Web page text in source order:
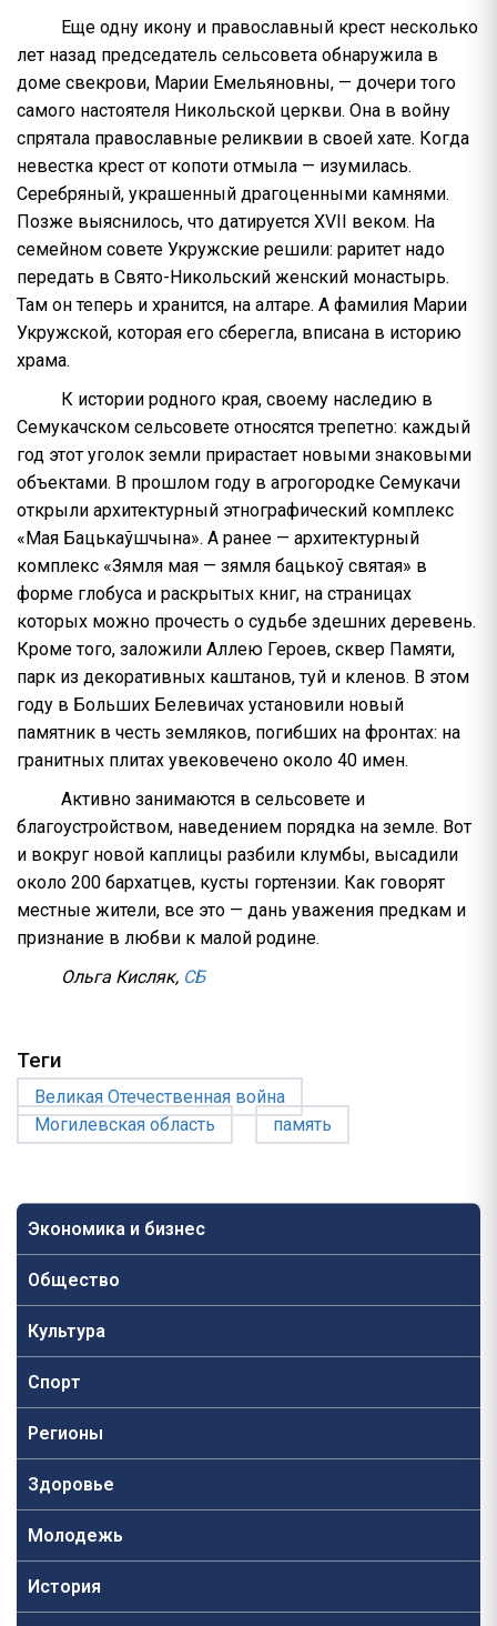
Экономика и бизнес
Общество
Культура
Спорт
Регионы
Здоровье
Молодежь
История
Еще одну икону и православный крест несколько
лет назад председатель сельсовета обнаружила в
доме свекрови, Марии Емельяновны, — дочери того
самого настоятеля Никольской церкви. Она в войну
спрятала православные реликвии в своей хате. Когда
невестка крест от копоти отмыла — изумилась.
Серебряный, украшенный драгоценными камнями.
Позже выяснилось, что датируется XVII веком. На
семейном совете Укружские решили: раритет надо
передать в Свято-Никольский женский монастырь.
Там он теперь и хранится, на алтаре. А фамилия Марии
Укружской, которая его сберегла, вписана в историю
храма.
К истории родного края, своему наследию в
Семукачском сельсовете относятся трепетно: каждый
год этот уголок земли прирастает новыми знаковыми
объектами. В прошлом году в агрогородке Семукачи
открыли архитектурный этнографический комплекс
«Мая Бацькаўшчына». А ранее — архитектурный
комплекс «Зямля мая — зямля бацькоў святая» в
форме глобуса и раскрытых книг, на страницах
которых можно прочесть о судьбе здешних деревень.
Кроме того, заложили Аллею Героев, сквер Памяти,
парк из декоративных каштанов, туй и кленов. В этом
году в Больших Белевичах установили новый
памятник в честь земляков, погибших на фронтах: на
гранитных плитах увековечено около 40 имен.
Активно занимаются в сельсовете и
благоустройством, наведением порядка на земле. Вот
и вокруг новой каплицы разбили клумбы, высадили
около 200 бархатцев, кусты гортензии. Как говорят
местные жители, все это — дань уважения предкам и
признание в любви к малой родине.
Ольга Кисляк, СБ
Теги
Великая Отечественная война
Могилевская область
память